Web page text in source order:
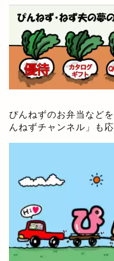
ぴんねずのお弁当など
んねずチャンネル 」も